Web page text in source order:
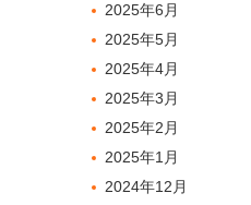
2025年6月
2025年5月
2025年4月
2025年3月
2025年2月
2025年1月
2024年12月